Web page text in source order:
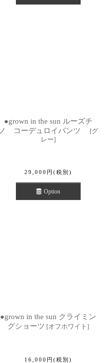
●grown in the sun ルーズチ
ノ コーデュロイパンツ
[グ
レー]
29,000 円 (税別)
Option
●grown in the sun クライミン
グショーツ [オフホワイト ]
16,000 円 (税別)